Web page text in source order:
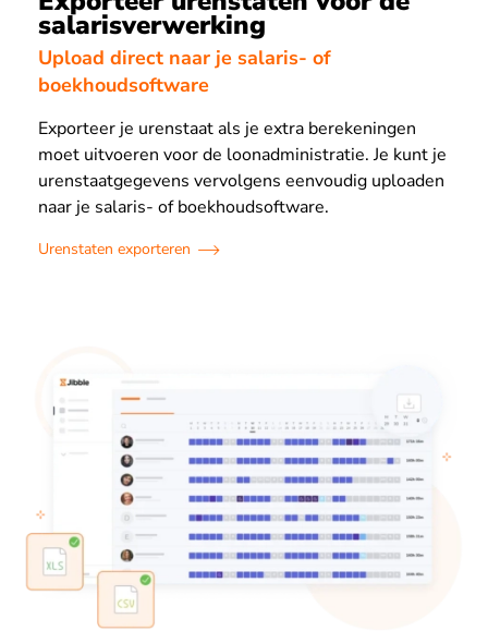
salarisverwerking
Upload direct naar je salaris- of
boekhoudsoftware
Exporteer je urenstaat als je extra berekeningen
moet uitvoeren voor de loonadministratie. Je kunt je
urenstaatgegevens vervolgens eenvoudig uploaden
naar je salaris- of boekhoudsoftware.
Urenstaten exporteren